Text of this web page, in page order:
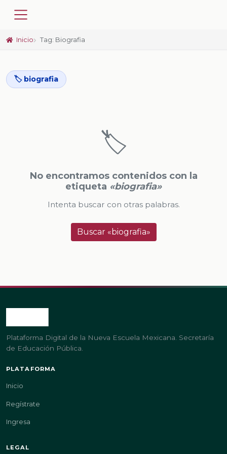
Inicio Tag: Biografia
🏷️ biografia
🏷️
No encontramos contenidos con la
etiqueta «biografia»
Intenta buscar con otras palabras.
Buscar «biografia»
Plataforma Digital de la Nueva Escuela Mexicana. Secretaría
de Educación Pública.
PLATAFORMA
Inicio
Regístrate
Ingresa
LEGAL